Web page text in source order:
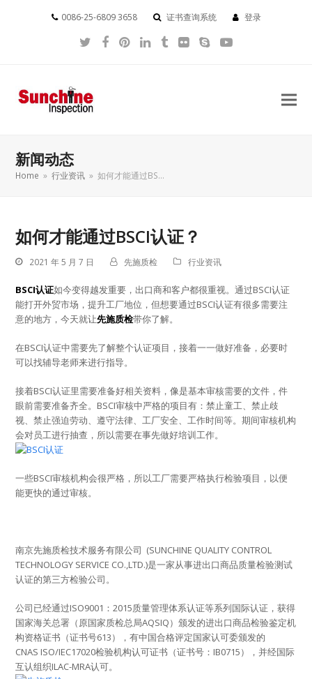
0086-25-6809 3658 证书查询系统 登录
Twitter
Facebook
Pinterest
LinkedIn
Tumblr
FlickrSkypeYouTube
新闻动态
Home » 行业资讯 » 如何才能通过BS…
如何才能通过BSCI认证？
2021 年 5 月 7 日 先施质检 行业资讯
BSCI认证如今变得越发重要，出口商和客户都很重视。通过BSCI认证
能打开外贸市场，提升工厂地位，但想要通过BSCI认证有很多需要注
意的地方，今天就让先施质检带你了解。
在BSCI认证中需要先了解整个认证项目，接着一一做好准备，必要时
可以找辅导老师来进行指导。
接着BSCI认证里需要准备好相关资料，像是基本审核需要的文件，件
眼前需要准备齐全。BSCI审核中严格的项目有：禁止童工、禁止歧
视、禁止强迫劳动、遵守法律、工厂安全、工作时间等。期间审核机构
会对员工进行抽查，所以需要在事先做好培训工作。
一些BSCI审核机构会很严格，所以工厂需要严格执行检验项目，以便
能更快的通过审核。
南京先施质检技术服务有限公司 (SUNCHINE QUALITY CONTROL
TECHNOLOGY SERVICE CO.,LTD.)是一家从事进出口商品质量检验测试
认证的第三方检验公司。
公司已经通过ISO9001：2015质量管理体系认证等系列国际认证，获得
国家海关总署（原国家质检总局AQSIQ）颁发的进出口商品检验鉴定机
构资格证书（证书号613），有中国合格评定国家认可委颁发的
CNAS ISO/IEC17020检验机构认可证书（证书号：IB0715），并经国际
互认组织ILAC-MRA认可。